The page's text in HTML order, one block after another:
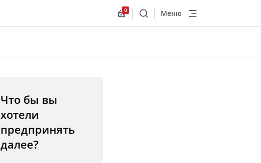
Allnex.GeneralResources.Cart
0
ПоискМеню
Что бы вы
хотели
предпринять
далее?